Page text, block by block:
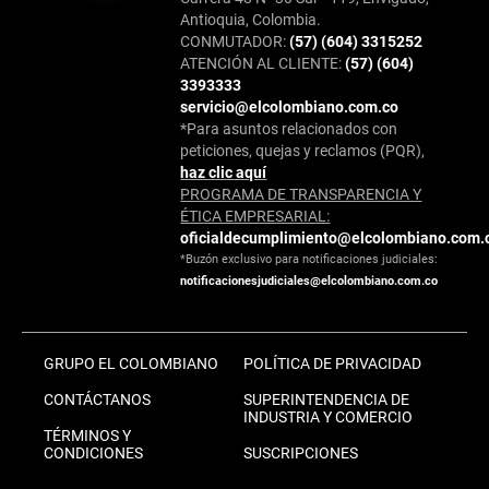
Antioquia, Colombia.
CONMUTADOR:(57) (604) 3315252
ATENCIÓN AL CLIENTE:(57) (604)
3393333
servicio@elcolombiano.com.co
*Para asuntos relacionados con
peticiones, quejas y reclamos (PQR),
haz clic aquí
PROGRAMA DE TRANSPARENCIA Y
ÉTICA EMPRESARIAL:
*Buzón exclusivo para notificaciones judiciales:
notificacionesjudiciales@elcolombiano.com.co
GRUPO EL COLOMBIANO
CONTÁCTANOS
TÉRMINOS Y
CONDICIONES
POLÍTICA DE PRIVACIDAD
SUPERINTENDENCIA DE
INDUSTRIA Y COMERCIO
SUSCRIPCIONES